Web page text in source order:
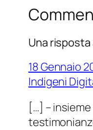
Una risposta
18 Gennaio
Indigeni
[…] –